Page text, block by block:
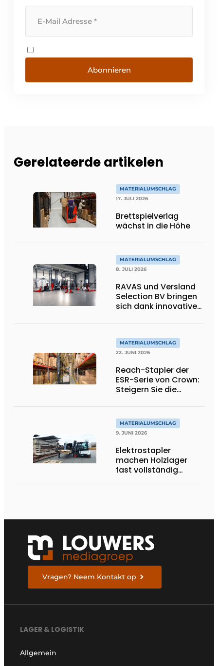
Abonnieren
Gerelateerde artikelen
MATERIALUMSCHLAG
17. JULI 2026
Brettspielverlag
wächst in die Höhe
MATERIALUMSCHLAG
8. JULI 2026
RAVAS und Versland
Selection BV bringen
sich dank innovativer
auf ein höheres
Niveau
MATERIALUMSCHLAG
22. JUNI 2026
Reach-Stapler der
ESR-Serie von Crown:
Steigern Sie die
MATERIALUMSCHLAG
9. JUNI 2026
Elektrostapler
machen Holzlager
fast vollständig
Vragen? Neem Kontakt op
LAGER & LOGISTIK
Allgemein